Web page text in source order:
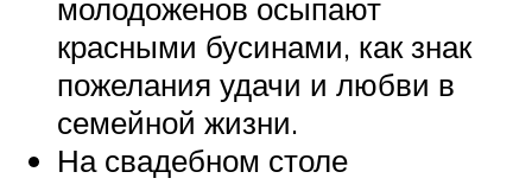
молодоженов осыпают
красными бусинами, как знак
пожелания удачи и любви в
семейной жизни.
На свадебном столе